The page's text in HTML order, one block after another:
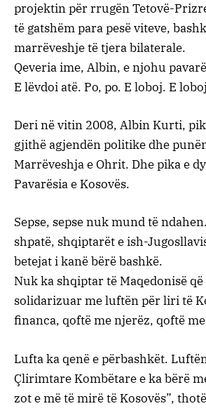
projektin për rrugën Tetovë-
të gatshëm para pesë viteve,
marrëveshje të tjera bilaterale.
Qeveria ime, Albin, e njohu
E lëvdoi atë. Po, po. E loboj. E
Deri në vitin 2008, Albin Kurti,
gjithë agjendën politike dhe
Marrëveshja e Ohrit. Dhe pika e
Pavarësia e Kosovës.
Sepse, sepse nuk mund të
shpatë, shqiptarët e ish-
betejat i kanë bërë bashkë.
Nuk ka shqiptar të Maqedonisë
solidarizuar me luftën për liri të
financa, qoftë me njerëz, qoftë
Lufta ka qenë e përbashkët.
Çlirimtare Kombëtare e ka bërë
zot e më të mirë të Kosovës”,